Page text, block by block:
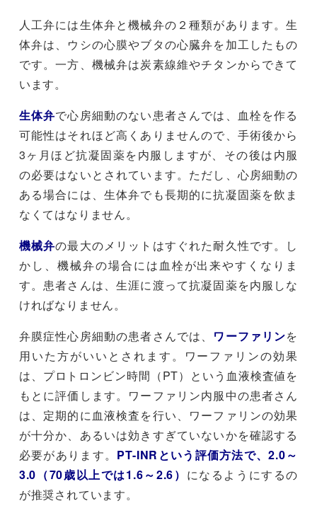
人工弁には生体弁と機械弁の２種類があります。生
体弁は、ウシの心膜やブタの心臓弁を加工したもの
です。一方、機械弁は炭素線維やチタンからできて
います。
生体弁で心房細動のない患者さんでは、血栓を作る
可能性はそれほど高くありませんので、手術後から
3ヶ月ほど抗凝固薬を内服しますが、その後は内服
の必要はないとされています。ただし、心房細動の
ある場合には、生体弁でも長期的に抗凝固薬を飲ま
なくてはなりません。
機械弁の最大のメリットはすぐれた耐久性です。し
かし、機械弁の場合には血栓が出来やすくなりま
す。患者さんは、生涯に渡って抗凝固薬を内服しな
ければなりません。
弁膜症性心房細動の患者さんでは、 ワーファリンを
用いた方がいいとされます。ワーファリンの効果
は、プロトロンビン時間（PT）という血液検査値を
もとに評価します。ワーファリン内服中の患者さん
は、定期的に血液検査を行い、ワーファリンの効果
が十分か、あるいは効きすぎていないかを確認する
必要があります。 PT-INRという評価方法で、2.0～
3.0（70歳以上では1.6～2.6） になるようにするの
が推奨されています。